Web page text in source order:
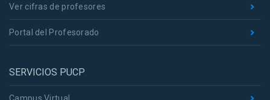
Ver cifras de profesores
Portal del Profesorado
SERVICIOS PUCP
Campus Virtual